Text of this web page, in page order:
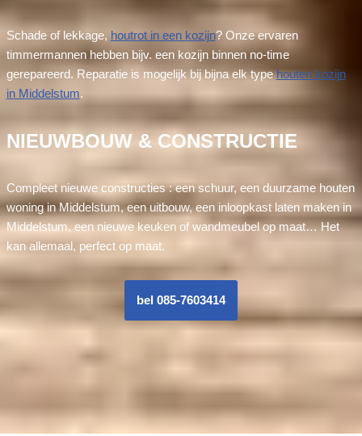
Schade of lekkage, houtrot in een kozijn? Onze ervaren
timmermannen hebben bijv. een kozijn binnen no-time
gerepareerd. Reparatie is mogelijk bij bijna elk typehouten kozijn
in Middelstum.
NIEUWBOUW & CONSTRUCTIE
Compleet nieuwe constructies : een schuur, een duurzame houten
woning in Middelstum, een uitbouw, een inloopkast laten maken in
Middelstum, een nieuwe keuken of wandmeubel op maat… Het
kan allemaal, perfect op maat.
bel 085-7603414